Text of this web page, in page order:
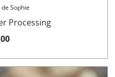
Sophie
Processing